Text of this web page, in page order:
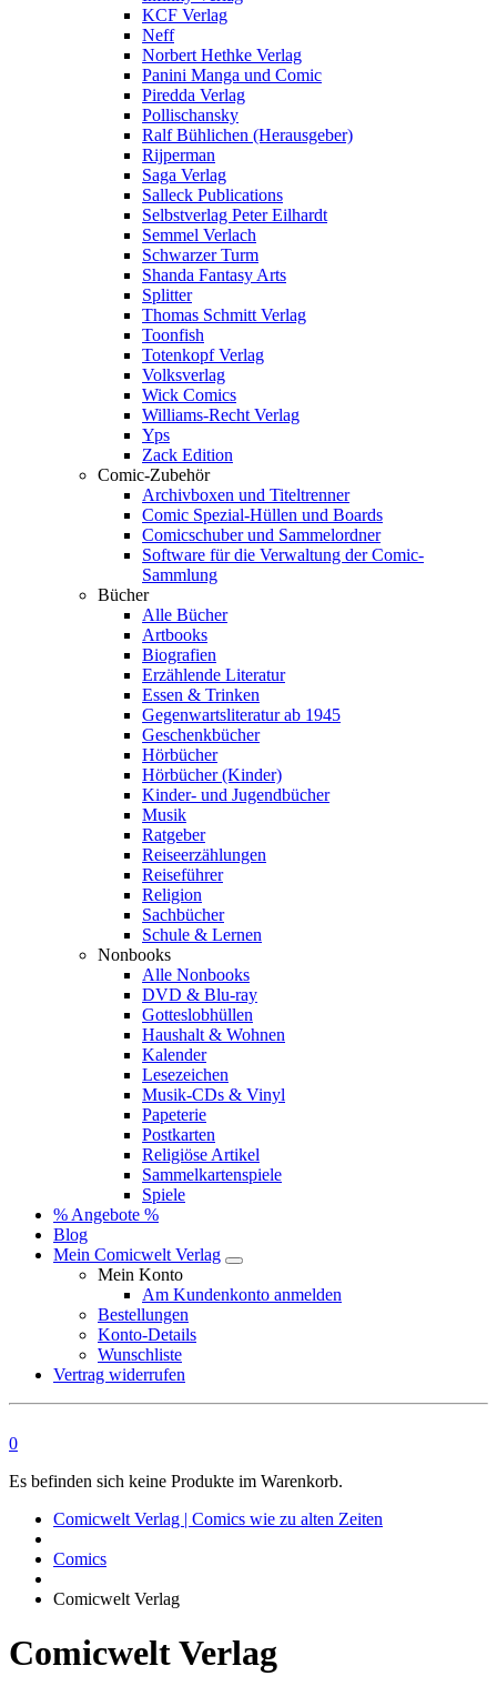
KCF Verlag
Neff
Norbert Hethke Verlag
Panini Manga und Comic
Piredda Verlag
Pollischansky
Ralf Bühlichen (Herausgeber)
Rijperman
Saga Verlag
Salleck Publications
Selbstverlag Peter Eilhardt
Semmel Verlach
Schwarzer Turm
Shanda Fantasy Arts
Splitter
Thomas Schmitt Verlag
Toonfish
Totenkopf Verlag
Volksverlag
Wick Comics
Williams-Recht Verlag
Yps
Zack Edition
Comic-Zubehör
Archivboxen und Titeltrenner
Comic Spezial-Hüllen und Boards
Comicschuber und Sammelordner
Software für die Verwaltung der Comic-
Sammlung
Bücher
Alle Bücher
Artbooks
Biografien
Erzählende Literatur
Essen & Trinken
Gegenwartsliteratur ab 1945
Geschenkbücher
Hörbücher
Hörbücher (Kinder)
Kinder- und Jugendbücher
Musik
Ratgeber
Reiseerzählungen
Reiseführer
Religion
Sachbücher
Schule & Lernen
Nonbooks
Alle Nonbooks
DVD & Blu-ray
Gotteslobhüllen
Haushalt & Wohnen
Kalender
Lesezeichen
Musik-CDs & Vinyl
Papeterie
Postkarten
Religiöse Artikel
Sammelkartenspiele
Spiele
% Angebote %
Blog
Mein Comicwelt Verlag
Mein Konto
Am Kundenkonto anmelden
Bestellungen
Konto-Details
Wunschliste
Vertrag widerrufen
0
Es befinden sich keine Produkte im Warenkorb.
Comicwelt Verlag | Comics wie zu alten Zeiten
Comics
Comicwelt Verlag
Comicwelt Verlag